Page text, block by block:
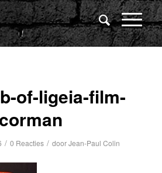
of-ligeia-film-
corman
/ 0 Reacties / doorJean-Paul Colin